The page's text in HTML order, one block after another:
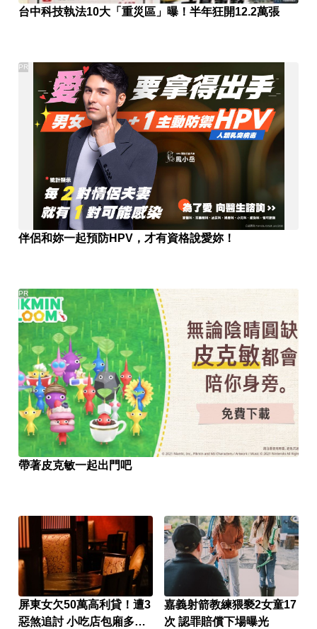
台中科技執法10大「重災區」曝！半年狂開12.2萬張
伴侶和妳一起預防HPV，才有資格說愛妳！
PR
帶著皮克敏一起出門吧
PR
屏東女欠50萬高利貸！遭3
惡煞追討 小吃店包廂多次
嘉義射箭教練猥褻2女童17
次 認罪賠償下場曝光